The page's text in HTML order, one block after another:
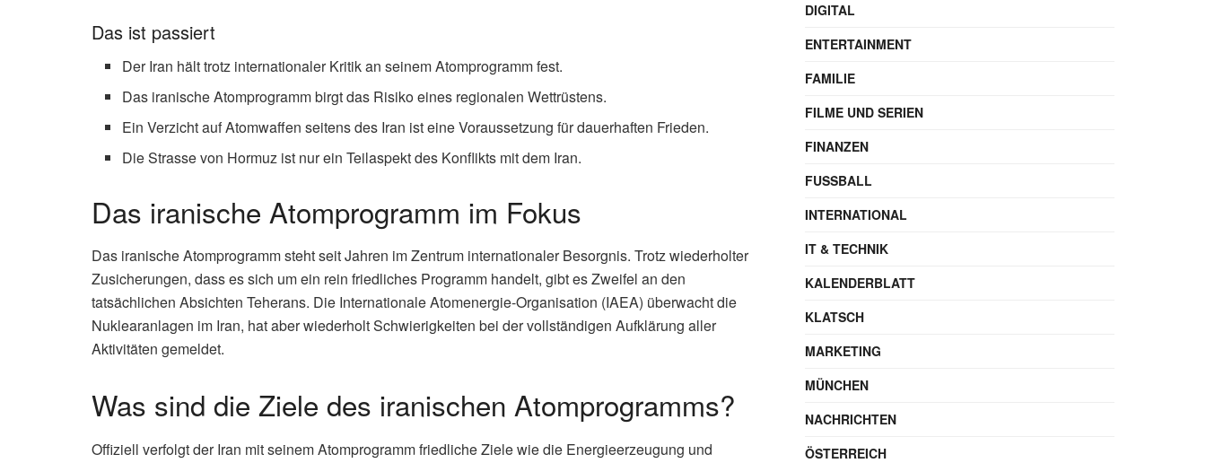
Das ist passiert
Der Iran hält trotz internationaler Kritik an seinem Atomprogramm fest.
Das iranische Atomprogramm birgt das Risiko eines regionalen Wettrüstens.
Ein Verzicht auf Atomwaffen seitens des Iran ist eine Voraussetzung für dauerhaften Frieden.
Die Strasse von Hormuz ist nur ein Teilaspekt des Konflikts mit dem Iran.
Das iranische Atomprogramm im Fokus
Das iranische Atomprogramm steht seit Jahren im Zentrum internationaler Besorgnis. Trotz wiederholter
Zusicherungen, dass es sich um ein rein friedliches Programm handelt, gibt es Zweifel an den
tatsächlichen Absichten Teherans. Die Internationale Atomenergie-Organisation (IAEA) überwacht die
Nuklearanlagen im Iran, hat aber wiederholt Schwierigkeiten bei der vollständigen Aufklärung aller
Aktivitäten gemeldet.
Was sind die Ziele des iranischen Atomprogramms?
Offiziell verfolgt der Iran mit seinem Atomprogramm friedliche Ziele wie die Energieerzeugung und
DIGITAL
ENTERTAINMENT
FAMILIE
FILME UND SERIEN
FINANZEN
FUSSBALL
INTERNATIONAL
IT & TECHNIK
KALENDERBLATT
KLATSCH
MARKETING
MÜNCHEN
NACHRICHTEN
ÖSTERREICH